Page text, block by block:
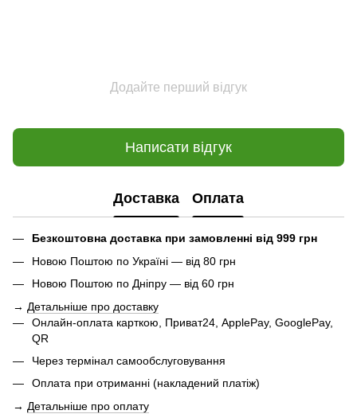
Додайте перший відгук
Написати відгук
Доставка Оплата
Безкоштовна доставка при замовленні від 999 грн
Новою Поштою по Україні — від 80 грн
Новою Поштою по Дніпру — від 60 грн
→ Детальніше про доставку
Онлайн-оплата карткою, Приват24, ApplePay, GooglePay,
QR
Через термінал самообслуговування
Оплата при отриманні (накладений платіж)
→ Детальніше про оплату